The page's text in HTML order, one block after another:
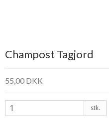
Champost Tagjord
55,00 DKK
stk.